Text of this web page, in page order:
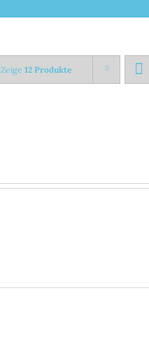
Zeige 12 Produkte